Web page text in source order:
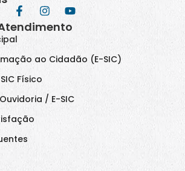
ao Cidadão (E-SIC)
Físico
/ E-SIC